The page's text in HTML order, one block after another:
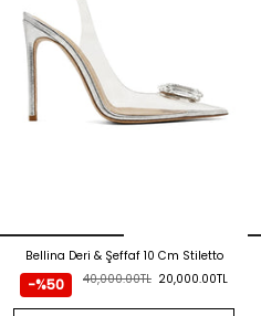
Bellina Deri & Şeffaf 10 Cm Stiletto
20,000.00TL
40,000.00TL
-%50